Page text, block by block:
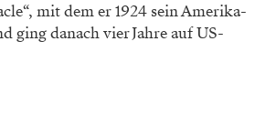
mit dem er 1924 sein Amerika-
ging danach vier Jahre auf US-